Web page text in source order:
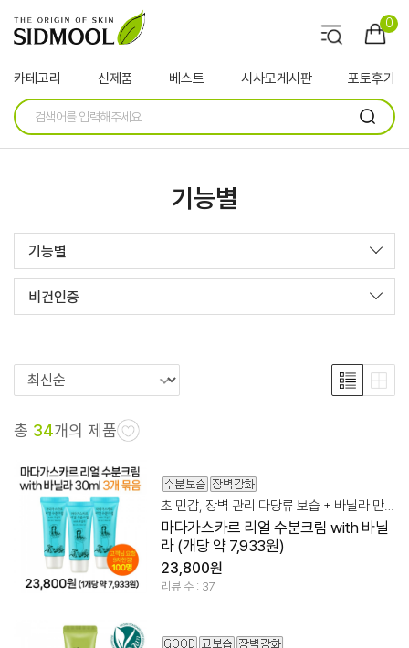
0
카테고리 신제품 베스트 시사모게시판 포토후기
기능별
기능별
비건인증
총 34개의 제품
초 민감, 장벽 관리 다당류 보습 + 바닐라 만남
마다가스카르 리얼 수분크림 with 바닐
라 (개당 약 7,933원)
23,800원
리뷰 수 : 37